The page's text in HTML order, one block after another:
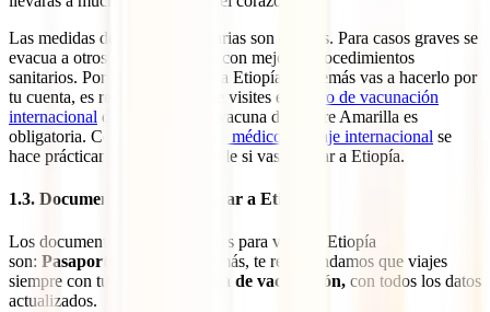
Las medidas de atención sanitarias son escasas. Para casos graves se
evacua a otros países cercanos con mejores procedimientos
sanitarios. Por lo que, si viajas a Etiopía, y además vas a hacerlo por
tu cuenta, es recomendable que visites el
centro de vacunación
internacional de tu ciudad. La vacuna de Fiebre Amarilla es
obligatoria. Contratar un
seguro médico de viaje internacional se
hace prácticamente indispensable si vas a viajar a Etiopía.
1.3. Documentación para viajar a Etiopía
Los documentos imprescindibles para viajar a Etiopía
son: Pasaporte y visado
. Además, te recomendamos que viajes
siempre con tu
cartilla amarilla de vacunación, con todos los datos
actualizados.